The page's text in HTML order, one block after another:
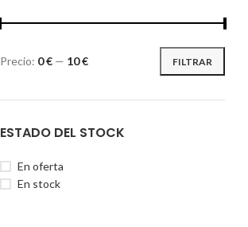
FILTRAR
Precio: 0 € — 10 €
ESTADO DEL STOCK
En oferta
En stock